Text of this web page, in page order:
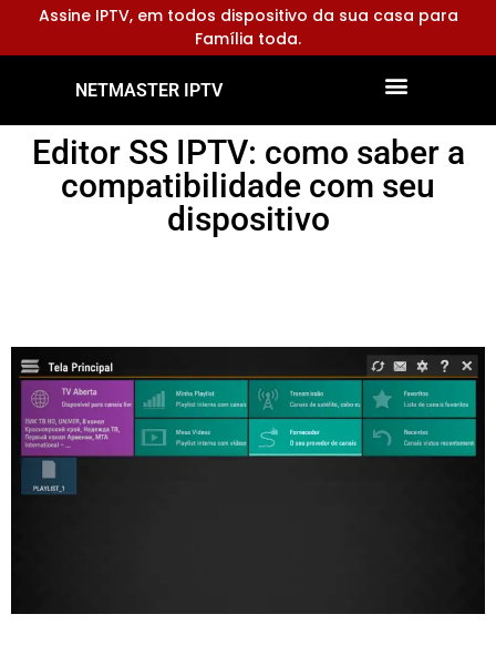
Assine IPTV, em todos dispositivo da sua casa para
Família toda.
NETMASTER IPTV
Editor SS IPTV: como saber a
compatibilidade com seu
dispositivo